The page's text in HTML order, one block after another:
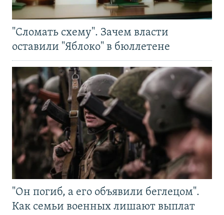
"Сломать схему". Зачем власти
оставили "Яблоко" в бюллетене
"Он погиб, а его объявили беглецом".
Как семьи военных лишают выплат